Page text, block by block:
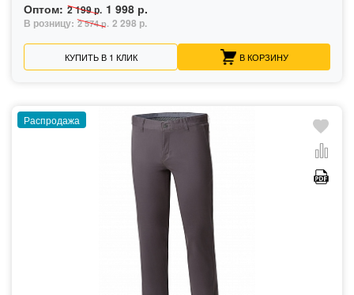
Оптом: 2 199 р. 1 998 р.
В розницу: 2 574 р. 2 298 р.
КУПИТЬ В 1 КЛИК В КОРЗИНУ
Распродажа